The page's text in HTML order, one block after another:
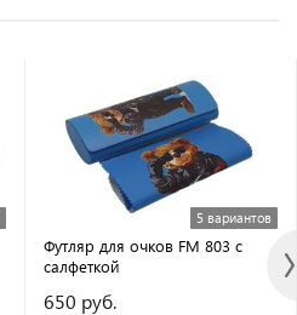
5 вариантов
Футляр для очков FM 803 с
салфеткой
650 руб.